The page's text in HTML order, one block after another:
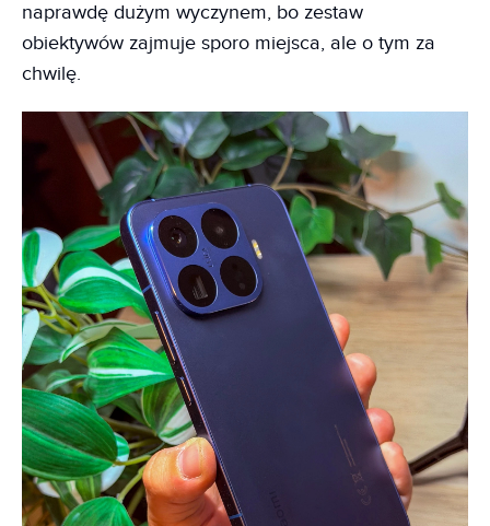
naprawdę dużym wyczynem, bo zestaw
obiektywów zajmuje sporo miejsca, ale o tym za
chwilę.